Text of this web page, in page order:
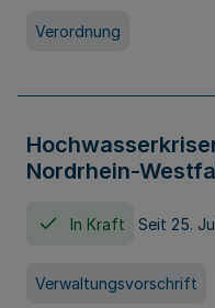
Verordnung
Nordrhein-
In Kraft Seit 25.
Verwaltungsvorschrift